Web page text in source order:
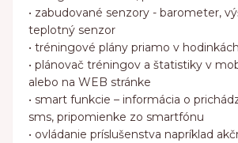
• zabudované senzory - barometer,
teplotný senzor
• tréningové plány priamo v hodinkách
• plánovač tréningov a štatistiky v
alebo na WEB stránke
• smart funkcie – informácia o
sms, pripomienke zo smartfónu
• ovládanie príslušenstva napríklad